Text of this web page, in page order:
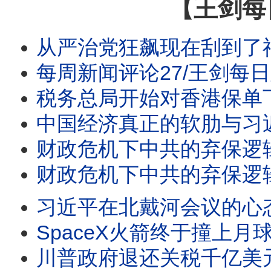
【王剑
从严治党狂飙现在刮到了福建/沙特土耳其巴铁
每周新闻评论27/王剑每
税务总局开始对香港保
中国经济真正的软肋与习近
财政危机下中共的弃保
财政危机下中共的弃保逻辑/曼谷枪击案7死
习近平在北戴河会议的心
SpaceX火箭终于撞上月球/王剑每日观
川普政府退还关税千亿美元/王剑